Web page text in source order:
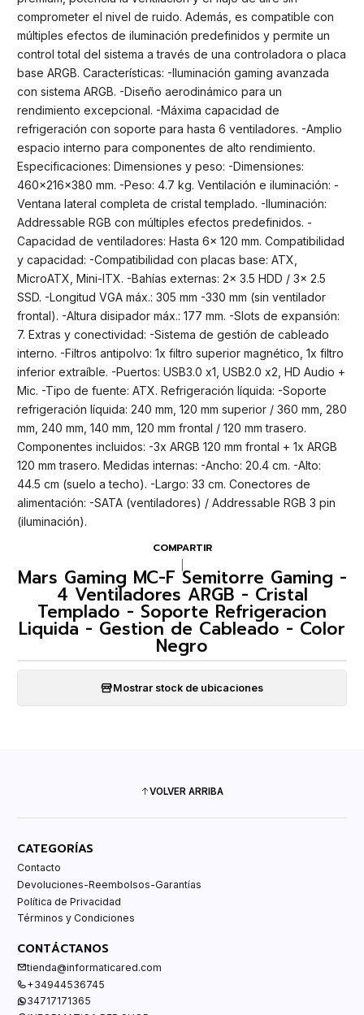
comprometer el nivel de ruido. Además, es compatible con
múltiples efectos de iluminación predefinidos y permite un
control total del sistema a través de una controladora o placa
base ARGB. Características: -Iluminación gaming avanzada
con sistema ARGB. -Diseño aerodinámico para un
rendimiento excepcional. -Máxima capacidad de
refrigeración con soporte para hasta 6 ventiladores. -Amplio
espacio interno para componentes de alto rendimiento.
Especificaciones: Dimensiones y peso: -Dimensiones:
460x216x380 mm. -Peso: 4.7 kg. Ventilación e iluminación: -
Ventana lateral completa de cristal templado. -Iluminación:
Addressable RGB con múltiples efectos predefinidos. -
Capacidad de ventiladores: Hasta 6x 120 mm. Compatibilidad
y capacidad: -Compatibilidad con placas base: ATX,
MicroATX, Mini-ITX. -Bahías externas: 2x 3.5 HDD / 3x 2.5
SSD. -Longitud VGA máx.: 305 mm -330 mm (sin ventilador
frontal). -Altura disipador máx.: 177 mm. -Slots de expansión:
7. Extras y conectividad: -Sistema de gestión de cableado
interno. -Filtros antipolvo: 1x filtro superior magnético, 1x filtro
inferior extraíble. -Puertos: USB3.0 x1, USB2.0 x2, HD Audio +
Mic. -Tipo de fuente: ATX. Refrigeración líquida: -Soporte
refrigeración líquida: 240 mm, 120 mm superior / 360 mm, 280
mm, 240 mm, 140 mm, 120 mm frontal / 120 mm trasero.
Componentes incluidos: -3x ARGB 120 mm frontal + 1x ARGB
120 mm trasero. Medidas internas: -Ancho: 20.4 cm. -Alto:
44.5 cm (suelo a techo). -Largo: 33 cm. Conectores de
alimentación: -SATA (ventiladores) / Addressable RGB 3 pin
(iluminación).
COMPARTIR
Mars Gaming MC-F Semitorre Gaming -
4 Ventiladores ARGB - Cristal
Templado - Soporte Refrigeracion
Liquida - Gestion de Cableado - Color
Negro
Mostrar stock de ubicaciones
VOLVER ARRIBA
CATEGORÍAS
Contacto
Devoluciones-Reembolsos-Garantías
Política de Privacidad
Términos y Condiciones
CONTÁCTANOS
tienda@informaticared.com
+34944536745
34717171365